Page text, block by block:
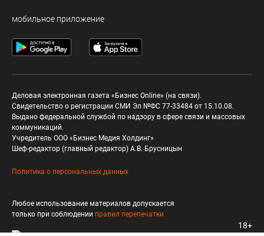
мобильное приложение
Деловая электронная газета «Бизнес Online» (на связи).
Свидетельство о регистрации СМИ Эл №ФС 77-33484 от 15.10.08.
Выдано федеральной службой по надзору в сфере связи и массовых
коммуникаций.
Учредитель ООО «Бизнес Медия Холдинг»
Шеф-редактор (главный редактор) А.В. Брусницын
Политика о персональных данных
Любое использование материалов допускается
только при соблюдении правил перепечатки
18+